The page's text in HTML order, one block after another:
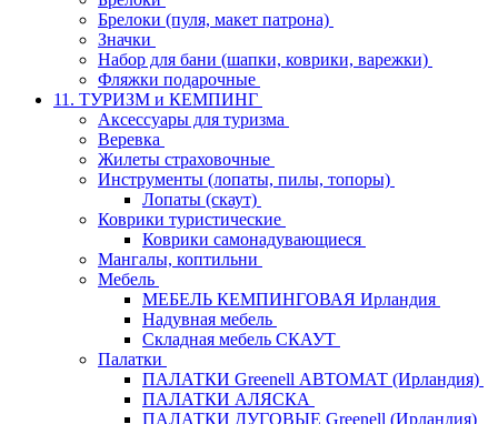
Брелоки (пуля, макет патрона)
Значки
Набор для бани (шапки, коврики, варежки)
Фляжки подарочные
11. ТУРИЗМ и КЕМПИНГ
Аксессуары для туризма
Веревка
Жилеты страховочные
Инструменты (лопаты, пилы, топоры)
Лопаты (скаут)
Коврики туристические
Коврики самонадувающиеся
Мангалы, коптильни
Мебель
МЕБЕЛЬ КЕМПИНГОВАЯ Ирландия
Надувная мебель
Складная мебель СКАУТ
Палатки
ПАЛАТКИ Greenell АВТОМАТ (Ирландия)
ПАЛАТКИ АЛЯСКА
ПАЛАТКИ ДУГОВЫЕ Greenell (Ирландия)